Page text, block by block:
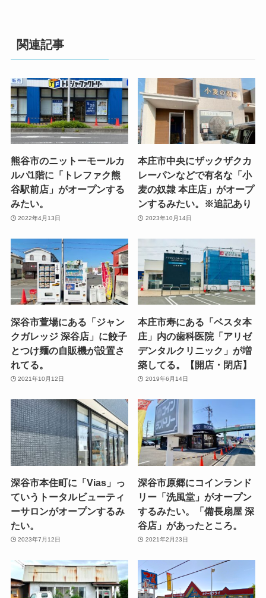
関連記事
熊谷市のニットーモールカ
ルパ1階に「トレファク熊
谷駅前店」がオープンする
みたい。
2022年4月13日
本庄市中央にザックザクカ
レーパンなどで有名な「小
麦の奴隷 本庄店」がオープ
ンするみたい。※追記あり
2023年10月14日
深谷市萱場にある「ジャン
クガレッジ 深谷店」に餃子
とつけ麺の自販機が設置さ
れてる。
2021年10月12日
本庄市寿にある「ベスタ本
庄」内の歯科医院「アリゼ
デンタルクリニック」が増
築してる。【開店・閉店】
2019年6月14日
深谷市本住町に「Vias」っ
ていうトータルビューティ
ーサロンがオープンするみ
たい。
2023年7月12日
深谷市原郷にコインランド
リー「洗風堂」がオープン
するみたい。「備長扇屋 深
谷店」があったところ。
2021年2月23日